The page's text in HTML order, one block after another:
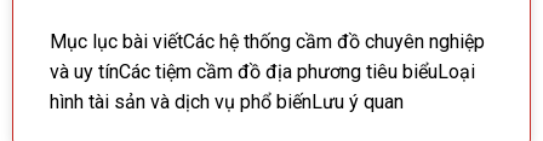
Mục lục bài viếtCác hệ thống cầm đồ chuyên nghiệp
và uy tínCác tiệm cầm đồ địa phương tiêu biểuLoại
hình tài sản và dịch vụ phổ biếnLưu ý quan